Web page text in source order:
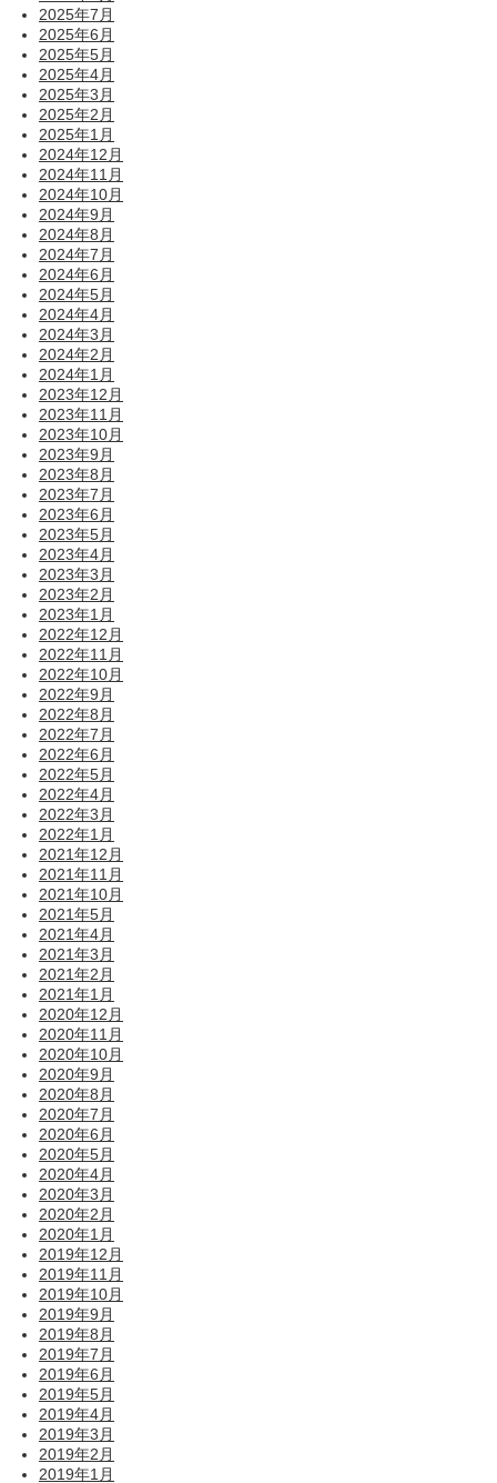
2025年7月
2025年6月
2025年5月
2025年4月
2025年3月
2025年2月
2025年1月
2024年12月
2024年11月
2024年10月
2024年9月
2024年8月
2024年7月
2024年6月
2024年5月
2024年4月
2024年3月
2024年2月
2024年1月
2023年12月
2023年11月
2023年10月
2023年9月
2023年8月
2023年7月
2023年6月
2023年5月
2023年4月
2023年3月
2023年2月
2023年1月
2022年12月
2022年11月
2022年10月
2022年9月
2022年8月
2022年7月
2022年6月
2022年5月
2022年4月
2022年3月
2022年1月
2021年12月
2021年11月
2021年10月
2021年5月
2021年4月
2021年3月
2021年2月
2021年1月
2020年12月
2020年11月
2020年10月
2020年9月
2020年8月
2020年7月
2020年6月
2020年5月
2020年4月
2020年3月
2020年2月
2020年1月
2019年12月
2019年11月
2019年10月
2019年9月
2019年8月
2019年7月
2019年6月
2019年5月
2019年4月
2019年3月
2019年2月
2019年1月